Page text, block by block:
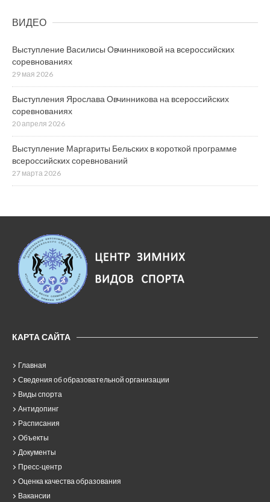
ВИДЕО
Выступление Василисы Овчинниковой на всероссийских
соревнованиях
29 мая 2026
Выступления Ярослава Овчинникова на всероссийских
соревнованиях
20 апреля 2026
Выступление Маргариты Бельских в короткой программе
всероссийских соревнований
27 марта 2026
КАРТА САЙТА
Главная
Сведения об образовательной организации
Виды спорта
Антидопинг
Расписания
Объекты
Документы
Пресс-центр
Оценка качества образования
Вакансии